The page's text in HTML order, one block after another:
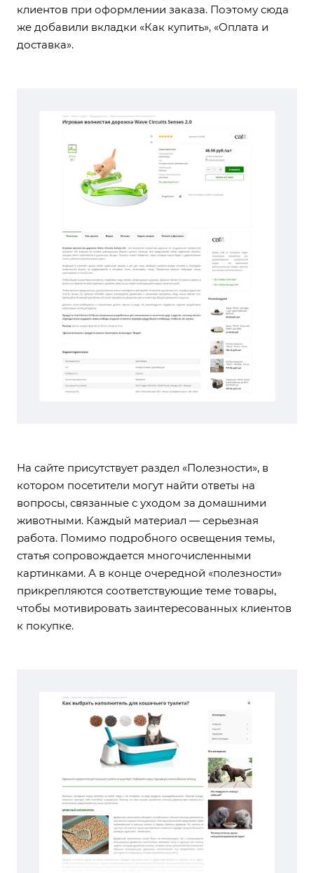
клиентов при оформлении заказа. Поэтому сюда
же добавили вкладки «Как купить», «Оплата и
доставка».
На сайте присутствует раздел «Полезности», в
котором посетители могут найти ответы на
вопросы, связанные с уходом за домашними
животными. Каждый материал — серьезная
работа. Помимо подробного освещения темы,
статья сопровождается многочисленными
картинками. А в конце очередной «полезности»
прикрепляются соответствующие теме товары,
чтобы мотивировать заинтересованных клиентов
к покупке.